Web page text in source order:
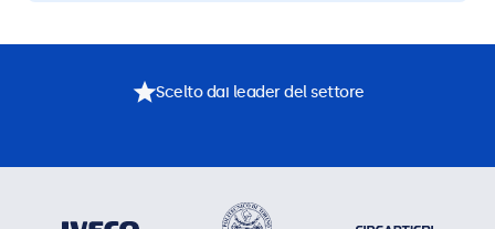
Scelto dai leader del settore